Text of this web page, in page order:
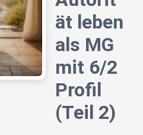
ät leben
als MG
mit 6/2
Profil
(Teil 2)